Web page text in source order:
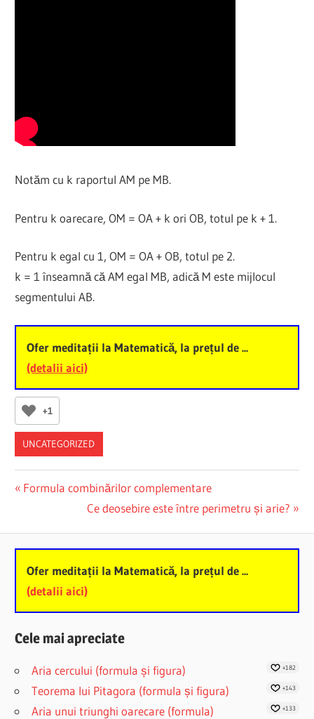
Notăm cu k raportul AM pe MB.
Pentru k oarecare, OM = OA + k ori OB, totul pe k + 1.
Pentru k egal cu 1, OM = OA + OB, totul pe 2.
k = 1 înseamnă că AM egal MB, adică M este mijlocul
segmentului AB.
Ofer meditații la Matematică, la prețul de ...
(detalii aici)
+1
UNCATEGORIZED
Post
navigation
Previous
Formula combinărilor complementare
Next
Ce deosebire este între perimetru și arie?
Ofer meditații la Matematică, la prețul de ...
(detalii aici)
Cele mai apreciate
Aria cercului (formula și figura) +182
Teorema lui Pitagora (formula și figura) +143
Aria unui triunghi oarecare (formula) +133